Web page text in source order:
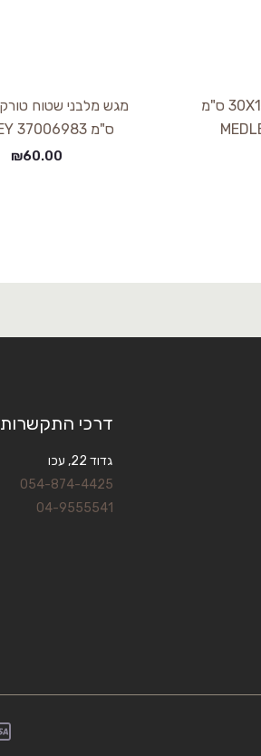
מעמד עץ מלבני 30X14X5 ס"מ
ס"מ 37006983 MEDLEY
₪60.00
דרכי התקשרות
גדוד 22, עכו
054-874-4425
04-9555541